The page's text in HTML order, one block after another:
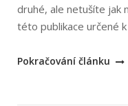
druhé, ale netušíte jak
této publikace určené
„Slavoj
Pokračování článku